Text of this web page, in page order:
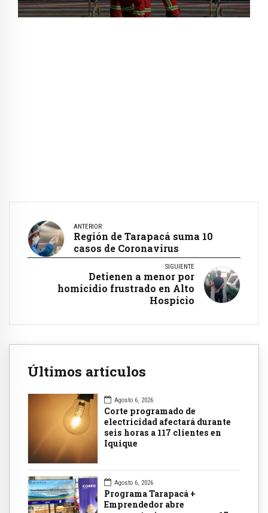
ANTERIOR
Región de Tarapacá suma 10
casos de Coronavirus
SIGUIENTE
Detienen a menor por
homicidio frustrado en Alto
Hospicio
Últimos artículos
Agosto 6, 2026
Corte programado de
electricidad afectará durante
seis horas a 117 clientes en
Iquique
Agosto 6, 2026
Programa Tarapacá +
Emprendedor abre